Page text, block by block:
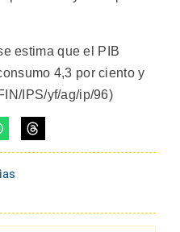
estima que el PIB
4,3 por ciento y
IPS/yf/ag/ip/96)